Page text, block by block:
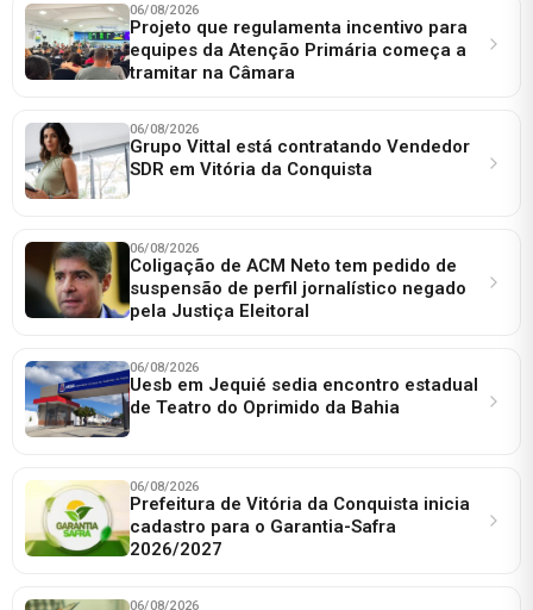
06/08/2026
Projeto que regulamenta incentivo para
equipes da Atenção Primária começa a
tramitar na Câmara
06/08/2026
Grupo Vittal está contratando Vendedor
SDR em Vitória da Conquista
06/08/2026
Coligação de ACM Neto tem pedido de
suspensão de perfil jornalístico negado
pela Justiça Eleitoral
06/08/2026
Uesb em Jequié sedia encontro estadual
de Teatro do Oprimido da Bahia
06/08/2026
Prefeitura de Vitória da Conquista inicia
cadastro para o Garantia-Safra
2026/2027
06/08/2026